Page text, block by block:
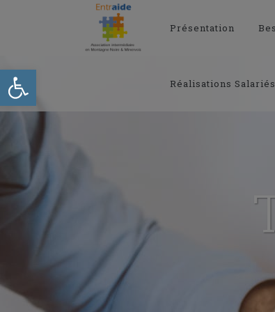
Ouvrir la barre d’outils
Présentation
Réalisations Salariés